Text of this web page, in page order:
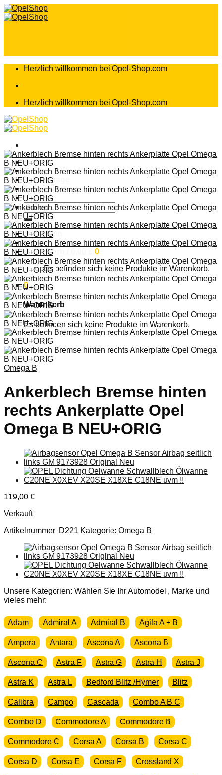
Zum
Inhalt
Herzlich willkommen bei Opel-Shop.com
Herzlich willkommen bei Opel-Shop.com
Home
Shop
Teileanfrage
Teileliste
Suchen
nach:
Anmelden
Warenkorb /
0
Es befinden sich keine Produkte im Warenkorb.
0
Warenkorb
Es befinden sich keine Produkte im Warenkorb.
Omega B
Ankerblech Bremse hinten
rechts Ankerplatte Opel
Omega B NEU+ORIG
119,00 €
Verkauft
Artikelnummer: D221 Kategorie: Omega B
Unsere Kategorien: Wählen Sie Ihr Automodell, Marke und
vieles mehr:
Adam Admiral A Admiral B Agila A + B
Ampera Antara Ascona A Ascona B
Ascona C Astra F Astra G Astra H Astra J
Astra K Astra L Bedford Blitz /Hymer Blitz
Calibra Campo Cascada Combo A B C
Combo D Commodore A Commodore B
Commodore C Corsa A Corsa B Corsa C
Corsa D Corsa E Corsa F Crossland X